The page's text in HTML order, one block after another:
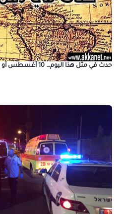
حدث في مثل هذا اليوم… 10 أغسطس أو 10 آب أو يوم 10 \ 8